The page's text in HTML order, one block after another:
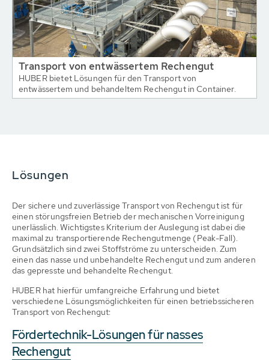
Transport von entwässertem Rechengut
HUBER bietet Lösungen für den Transport von
entwässertem und behandeltem Rechengut in Container.
Lösungen
Der sichere und zuverlässige Transport von Rechengut ist für
einen störungsfreien Betrieb der mechanischen Vorreinigung
unerlässlich. Wichtigstes Kriterium der Auslegung ist dabei die
maximal zu transportierende Rechengutmenge (Peak-Fall).
Grundsätzlich sind zwei Stoffströme zu unterscheiden. Zum
einen das nasse und unbehandelte Rechengut und zum anderen
das gepresste und behandelte Rechengut.
HUBER hat hierfür umfangreiche Erfahrung und bietet
verschiedene Lösungsmöglichkeiten für einen betriebssicheren
Transport von Rechengut:
Fördertechnik-Lösungen für nasses
Rechengut